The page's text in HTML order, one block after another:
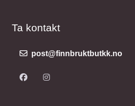
Ta kontakt
post@finnbruktbutkk.no